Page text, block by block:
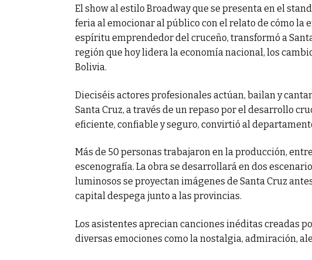
El show al estilo Broadway que se presenta en el
feria al emocionar al público con el relato de cómo la
espíritu emprendedor del cruceño, transformó a
región que hoy lidera la economía nacional, los
Bolivia.
Dieciséis actores profesionales actúan, bailan y
Santa Cruz, a través de un repaso por el desarrollo
eficiente, confiable y seguro, convirtió al
Más de 50 personas trabajaron en la producción,
escenografía. La obra se desarrollará en dos
luminosos se proyectan imágenes de Santa Cruz
capital despega junto a las provincias.
Los asistentes aprecian canciones inéditas creadas
diversas emociones como la nostalgia, admiración,